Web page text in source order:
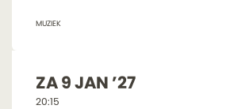
MUZIEK
ZA 9 JAN ’27
20:15